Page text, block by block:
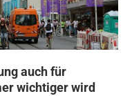
auch für
wichtiger wird